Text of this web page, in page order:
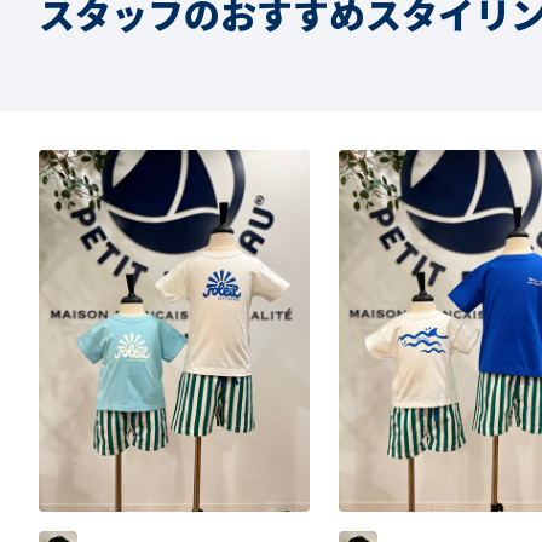
スタッフのおすすめスタイリ